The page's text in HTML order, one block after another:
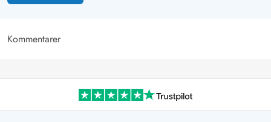
Kommentarer